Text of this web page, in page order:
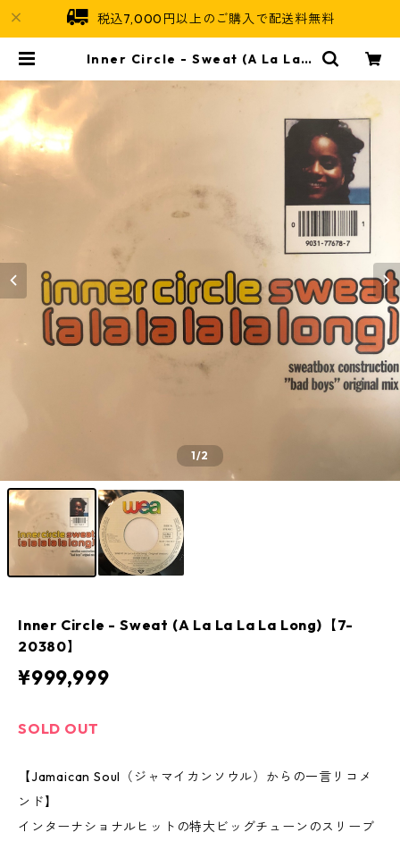
税込7,000円以上のご購入で配送料無料
Inner Circle ‎- Sweat (A La La L
can Soul
1/2
Inner Circle ‎- Sweat (A La La La La Long)【7-
20380】
¥999,999
SOLD OUT
【Jamaican Soul（ジャマイカンソウル）からの一言リコメ
ンド】
インターナショナルヒットの特大ビッグチューンのスリーブ